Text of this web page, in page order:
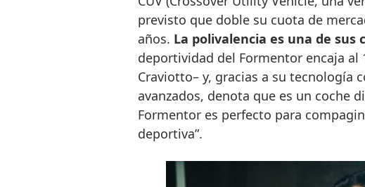
previsto que doble su cuota de
años. La polivalencia es una de
deportividad del Formentor encaja al
Craviotto– y, gracias a su tecnología
avanzados, denota que es un coche
Formentor es perfecto para
deportiva”.